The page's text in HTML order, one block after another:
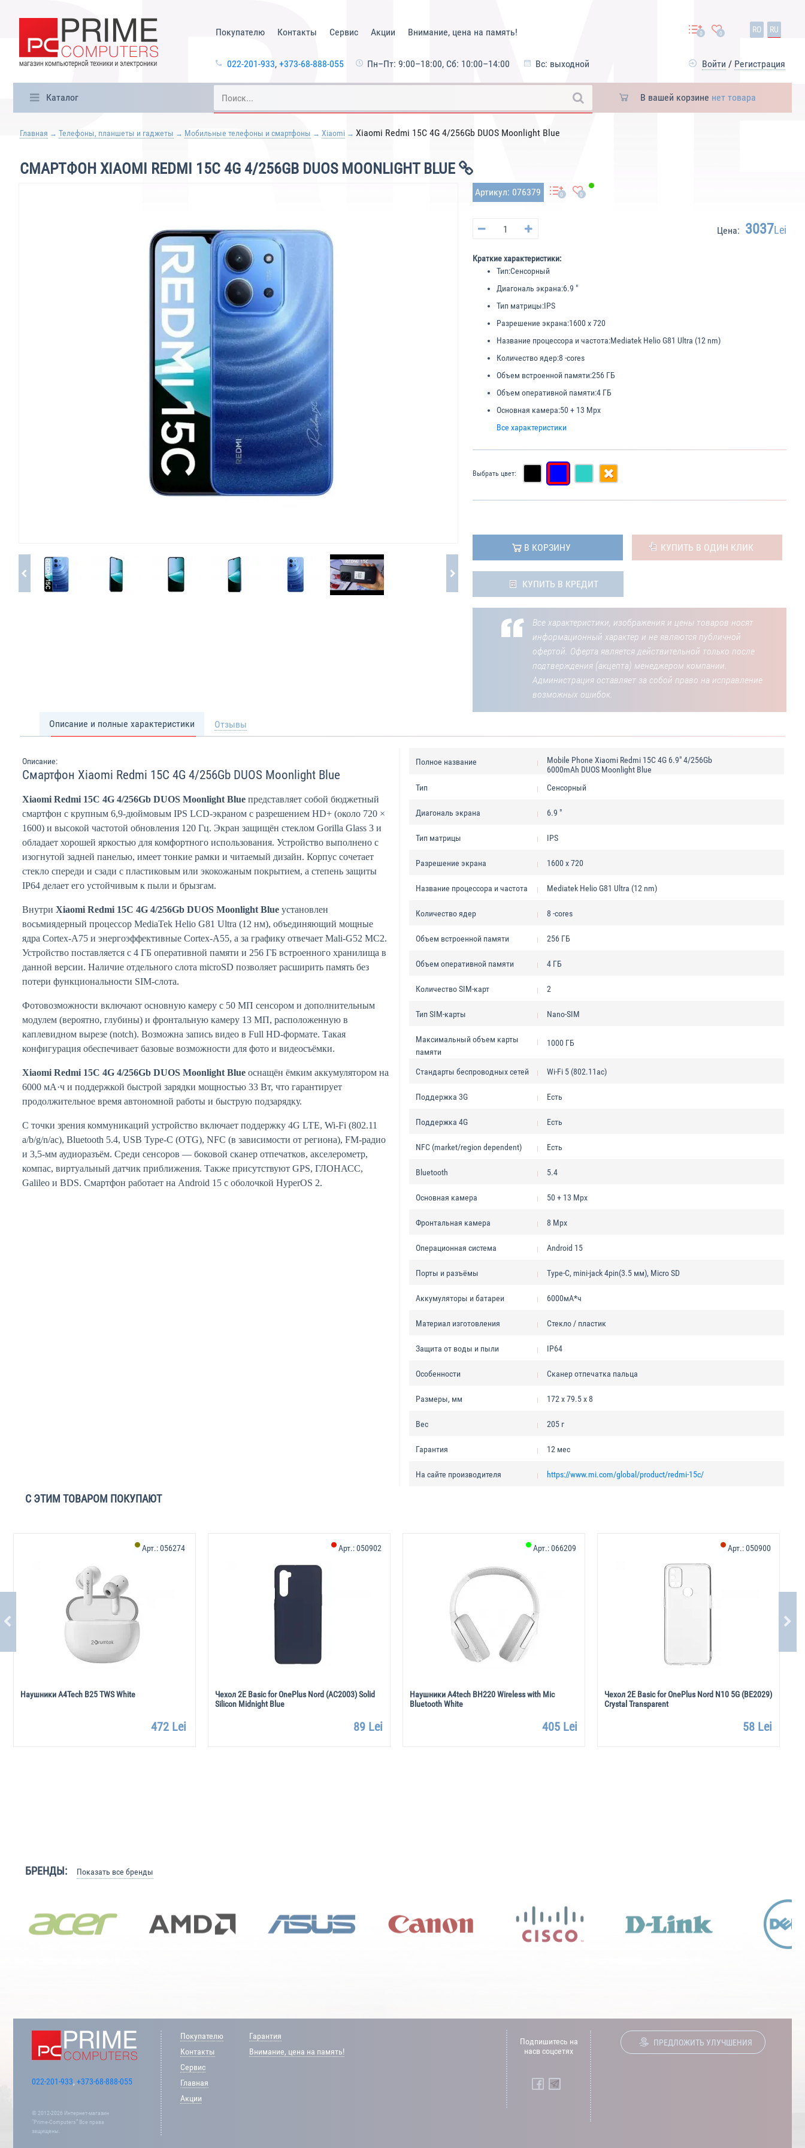
Покупателю Контакты Сервис Акции Внимание, цена на память!
022-201-933, +373-68-888-055 Пн–Пт: 9:00–18:00, Сб: 10:00–14:00 Вс: выходной
0 0 RO RU
Войти / Регистрация
Каталог В вашей корзине нет товара
Главная Телефоны, планшеты и гаджеты Мобильные телефоны и смартфоны Xiaomi Xiaomi Redmi 15C 4G 4/256Gb DUOS Moonlight Blue
СМАРТФОН XIAOMI REDMI 15C 4G 4/256GB DUOS MOONLIGHT BLUE
Артикул: 076379 0 0
Цена: 3037Lei
Краткие характеристики:
Тип:Сенсорный
Диагональ экрана:6.9 "
Тип матрицы:IPS
Разрешение экрана:1600 x 720
Название процессора и частота:Mediatek Helio G81 Ultra (12 nm)
Количество ядер:8 -cores
Объем встроенной памяти:256 ГБ
Объем оперативной памяти:4 ГБ
Основная камера:50 + 13 Mpx
Все характеристики
Выбрать цвет:
В КОРЗИНУ КУПИТЬ В ОДИН КЛИК
КУПИТЬ В КРЕДИТ
Все характеристики, изображения и цены товаров носят
информационный характер и не являются публичной
офертой. Оферта является действительной только после
подтверждения (акцепта) менеджером компании.
Администрация оставляет за собой право на исправление
возможных ошибок.
Описание и полные характеристики Отзывы
Описание:
Смартфон Xiaomi Redmi 15C 4G 4/256Gb DUOS Moonlight Blue
Xiaomi Redmi 15C 4G 4/256Gb DUOS Moonlight Blue представляет собой бюджетный
смартфон с крупным 6,9-дюймовым IPS LCD-экраном с разрешением HD+ (около 720 ×
1600) и высокой частотой обновления 120 Гц. Экран защищён стеклом Gorilla Glass 3 и
обладает хорошей яркостью для комфортного использования. Устройство выполнено с
изогнутой задней панелью, имеет тонкие рамки и читаемый дизайн. Корпус сочетает
стекло спереди и сзади с пластиковым или экокожаным покрытием, а степень защиты
IP64 делает его устойчивым к пыли и брызгам.
Внутри Xiaomi Redmi 15C 4G 4/256Gb DUOS Moonlight Blue установлен
восьмиядерный процессор MediaTek Helio G81 Ultra (12 нм), объединяющий мощные
ядра Cortex-A75 и энергоэффективные Cortex-A55, а за графику отвечает Mali-G52 MC2.
Устройство поставляется с 4 ГБ оперативной памяти и 256 ГБ встроенного хранилища в
данной версии. Наличие отдельного слота microSD позволяет расширить память без
потери функциональности SIM-слота.
Фотовозможности включают основную камеру с 50 МП сенсором и дополнительным
модулем (вероятно, глубины) и фронтальную камеру 13 МП, расположенную в
каплевидном вырезе (notch). Возможна запись видео в Full HD-формате. Такая
конфигурация обеспечивает базовые возможности для фото и видеосъёмки.
Xiaomi Redmi 15C 4G 4/256Gb DUOS Moonlight Blue оснащён ёмким аккумулятором на
6000 мА·ч и поддержкой быстрой зарядки мощностью 33 Вт, что гарантирует
продолжительное время автономной работы и быструю подзарядку.
С точки зрения коммуникаций устройство включает поддержку 4G LTE, Wi-Fi (802.11
a/b/g/n/ac), Bluetooth 5.4, USB Type-C (OTG), NFC (в зависимости от региона), FM-радио
и 3,5-мм аудиоразъём. Среди сенсоров — боковой сканер отпечатков, акселерометр,
компас, виртуальный датчик приближения. Также присутствуют GPS, ГЛОНАСС,
Galileo и BDS. Смартфон работает на Android 15 с оболочкой HyperOS 2.
Полное название
Mobile Phone Xiaomi Redmi 15C 4G 6.9" 4/256Gb
6000mAh DUOS Moonlight Blue
Тип
Сенсорный
Диагональ экрана 6.9 "
Тип матрицы IPS
Разрешение экрана 1600 x 720
Название процессора и частота Mediatek Helio G81 Ultra (12 nm)
Количество ядер 8 -cores
Объем встроенной памяти 256 ГБ
Объем оперативной памяти 4 ГБ
Количество SIM-карт 2
Тип SIM-карты Nano-SIM
Максимальный объем карты
памяти
1000 ГБ
Стандарты беспроводных сетей Wi-Fi 5 (802.11ac)
Поддержка 3G Есть
Поддержка 4G Есть
NFC (market/region dependent) Есть
Bluetooth 5.4
Основная камера 50 + 13 Mpx
Фронтальная камера 8 Mpx
Операционная система Android 15
Порты и разъёмы Type-C, mini-jack 4pin(3.5 мм), Micro SD
Аккумуляторы и батареи 6000мА*ч
Материал изготовления Стекло / пластик
Защита от воды и пыли IP64
Особенности Сканер отпечатка пальца
Размеры, мм 172 x 79.5 x 8
Вес 205 г
Гарантия 12 мес
На сайте производителя https://www.mi.com/global/product/redmi-15c/
С ЭТИМ ТОВАРОМ ПОКУПАЮТ
Наушники A4Tech B25 TWS White
Арт.:056274
472 Lei
Чехол 2E Basic for OnePlus Nord (AC2003) Solid
Silicon Midnight Blue
Арт.:050902
89 Lei
Наушники A4tech BH220 Wireless with Mic
Bluetooth White
Арт.:066209
405 Lei
Чехол 2E Basic for OnePlus Nord N10 5G (BE2029)
Crystal Transparent
Арт.:050900
58 Lei
БРЕНДЫ: Показать все бренды
022-201-933, +373-68-888-055
© 2012-2026 Интернет-магазин
“Prime-Computers” Все права
защищены.
Покупателю
Контакты
Сервис
Главная
Акции
Гарантия
Внимание, цена на память!
Подпишитесь на
насв соцсетях
ПРЕДЛОЖИТЬ УЛУЧШЕНИЯ